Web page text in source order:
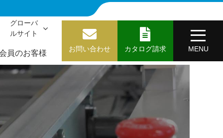
グローバ
ルサイト
員のお客様 お問い合わせ カタログ請求 MENU